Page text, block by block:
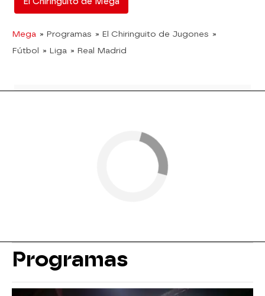
Mega » Programas » El Chiringuito de Jugones »
Fútbol » Liga » Real Madrid
Programas